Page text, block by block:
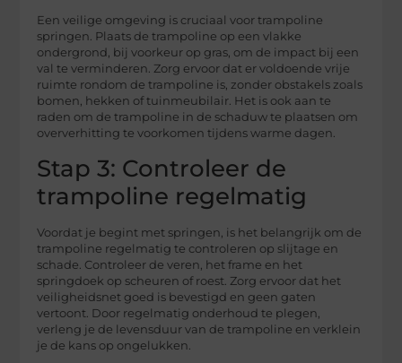
Een veilige omgeving is cruciaal voor trampoline
springen. Plaats de trampoline op een vlakke
ondergrond, bij voorkeur op gras, om de impact bij een
val te verminderen. Zorg ervoor dat er voldoende vrije
ruimte rondom de trampoline is, zonder obstakels zoals
bomen, hekken of tuinmeubilair. Het is ook aan te
raden om de trampoline in de schaduw te plaatsen om
oververhitting te voorkomen tijdens warme dagen.
Stap 3: Controleer de
trampoline regelmatig
Voordat je begint met springen, is het belangrijk om de
trampoline regelmatig te controleren op slijtage en
schade. Controleer de veren, het frame en het
springdoek op scheuren of roest. Zorg ervoor dat het
veiligheidsnet goed is bevestigd en geen gaten
vertoont. Door regelmatig onderhoud te plegen,
verleng je de levensduur van de trampoline en verklein
je de kans op ongelukken.